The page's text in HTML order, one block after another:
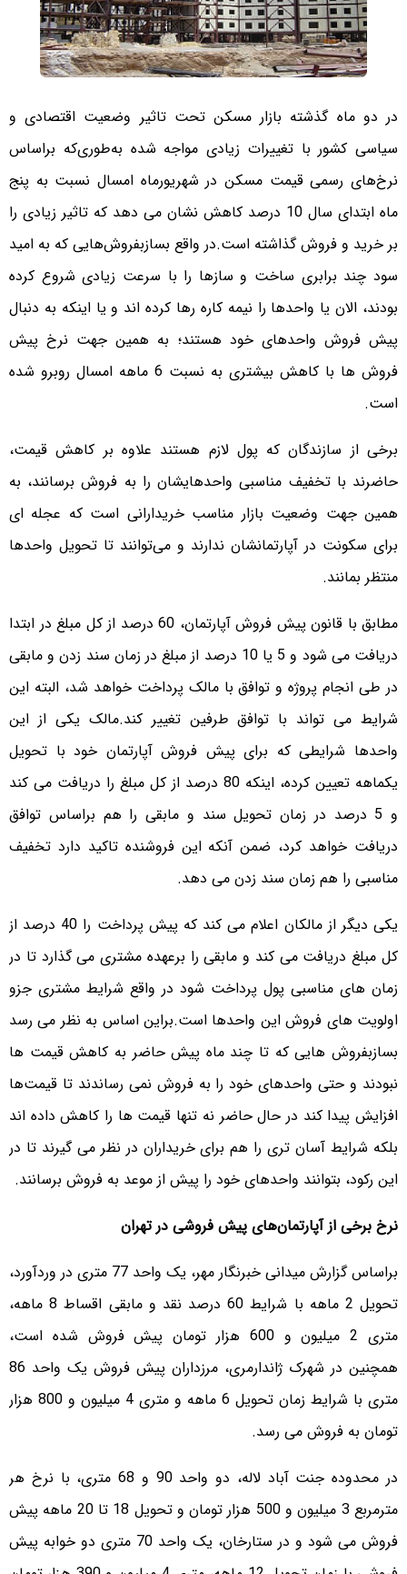
در دو ماه گذشته بازار مسکن تحت تاثیر وضعیت اقتصادی و
سیاسی کشور با تغییرات زیادی مواجه شده به‌طوری‌که براساس
نرخ‌های رسمی قیمت مسکن در شهریورماه امسال نسبت به پنج
ماه ابتدای سال 10 درصد کاهش نشان می دهد که تاثیر زیادی را
بر خرید و فروش گذاشته است.در واقع بسازبفروش‌هایی که به امید
سود چند برابری ساخت و سازها را با سرعت زیادی شروع کرده
بودند، الان یا واحدها را نیمه کاره رها کرده اند و یا اینکه به دنبال
پیش فروش واحدهای خود هستند؛ به همین جهت نرخ پیش
فروش ها با کاهش بیشتری به نسبت 6 ماهه امسال روبرو شده
است.
برخی از سازندگان که پول لازم هستند علاوه بر کاهش قیمت،
حاضرند با تخفیف مناسبی واحدهایشان را به فروش برسانند، به
همین جهت وضعیت بازار مناسب خریدارانی است که عجله ای
برای سکونت در آپارتمانشان ندارند و می‌توانند تا تحویل واحدها
منتظر بمانند.
مطابق با قانون پیش فروش آپارتمان، 60 درصد از کل مبلغ در ابتدا
دریافت می شود و 5 یا 10 درصد از مبلغ در زمان سند زدن و مابقی
در طی انجام پروژه و توافق با مالک پرداخت خواهد شد، البته این
شرایط می تواند با توافق طرفین تغییر کند.مالک یکی از این
واحدها شرایطی که برای پیش فروش آپارتمان خود با تحویل
یکماهه تعیین کرده، اینکه 80 درصد از کل مبلغ را دریافت می کند
و 5 درصد در زمان تحویل سند و مابقی را هم براساس توافق
دریافت خواهد کرد، ضمن آنکه این فروشنده تاکید دارد تخفیف
مناسبی را هم زمان سند زدن می دهد.
یکی دیگر از مالکان اعلام می کند که پیش پرداخت را 40 درصد از
کل مبلغ دریافت می کند و مابقی را برعهده مشتری می گذارد تا در
زمان های مناسبی پول پرداخت شود در واقع شرایط مشتری جزو
اولویت های فروش این واحدها است.براین اساس به نظر می رسد
بسازبفروش هایی که تا چند ماه پیش حاضر به کاهش قیمت ها
نبودند و حتی واحدهای خود را به فروش نمی رساندند تا قیمت‌ها
افزایش پیدا کند در حال حاضر نه تنها قیمت ها را کاهش داده اند
بلکه شرایط آسان تری را هم برای خریداران در نظر می گیرند تا در
این رکود، بتوانند واحدهای خود را پیش از موعد به فروش برسانند.
نرخ برخی از آپارتمان‌های پیش فروشی در تهران
براساس گزارش میدانی خبرنگار مهر، یک واحد 77 متری در وردآورد،
تحویل 2 ماهه با شرایط 60 درصد نقد و مابقی اقساط 8 ماهه،
متری 2 میلیون و 600 هزار تومان پیش فروش شده است،
همچنین در شهرک ژاندارمری، مرزداران پیش فروش یک واحد 86
متری با شرایط زمان تحویل 6 ماهه و متری 4 میلیون و 800 هزار
تومان به فروش می رسد.
در محدوده جنت آباد لاله، دو واحد 90 و 68 متری، با نرخ هر
مترمربع 3 میلیون و 500 هزار تومان و تحویل 18 تا 20 ماهه پیش
فروش می شود و در ستارخان، یک واحد 70 متری دو خوابه پیش